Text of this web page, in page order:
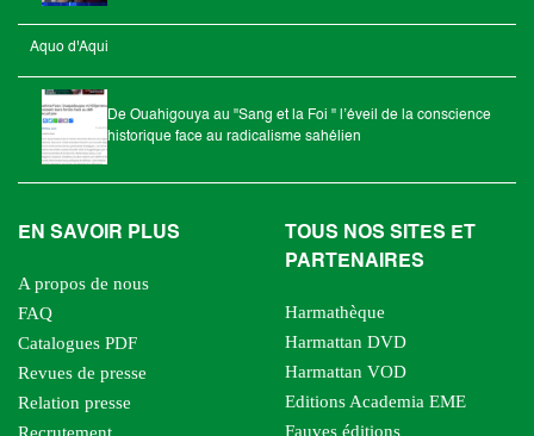
Aquo d'Aqui
De Ouahigouya au "Sang et la Foi " l’éveil de la conscience
historique face au radicalisme sahélien
EN SAVOIR PLUS
A propos de nous
FAQ
Catalogues PDF
Revues de presse
Relation presse
Recrutement
TOUS NOS SITES ET
PARTENAIRES
Harmathèque
Harmattan DVD
Harmattan VOD
Editions Academia EME
Fauves éditions